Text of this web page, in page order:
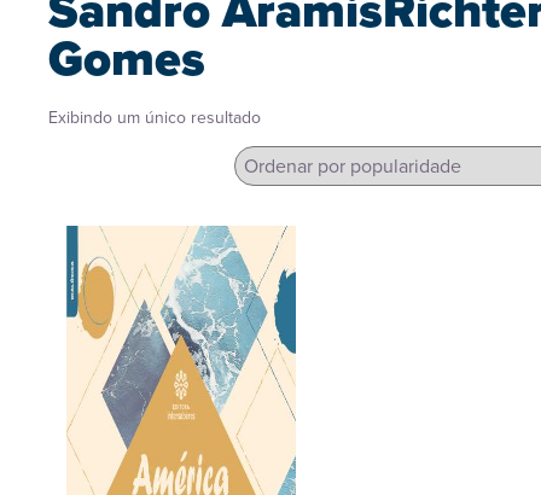
Gomes
Exibindo um único resultado